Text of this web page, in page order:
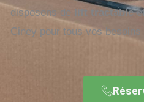
disposons de
lift tractable
Ciney pour tous vos